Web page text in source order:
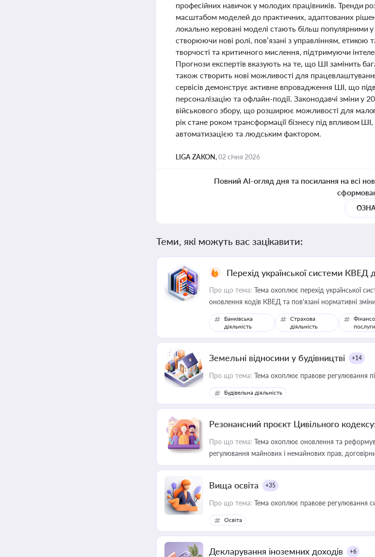
професійних навичок у молодих працівників. Тренди
масштабом моделей до практичних, адаптованих
локально керовані моделі стають більш популярними
створюючи нові ролі, пов’язані з управлінням,
творчості та критичного мислення, підтримуючи
Прогнози експертів вказують на те, що ШІ замінить
також створить нові можливості для
сервісів демонструє активне впровадження ШІ, що
персоналізацію та офлайн-події. Законодавчі зміни
військового збору, що розширює можливості для
рік стане роком трансформації бізнесу під впливом
автоматизацією та людським фактором.
LIGA ZAKON,02 січня 2026
Повний AI-огляд дня та посилання на всі
Теми, які можуть вас зацікавити:
Перехід української системи КВЕД
Про що тема: Тема охоплює перехід української
оновлення кодів КВЕД та пов'язані нормативні зміни
Банківська
діяльність
Страхова
діяльність
послуги
Земельні відносини у будівництві +14
Про що тема: Тема охоплює правове регулювання
Будівельна діяльність
Резонансний проєкт Цивільного
Про що тема: Тема охоплює оновлення та
регулювання майнових і немайнових прав,
Вища освіта +35
Про що тема: Тема охоплює правове регулювання
Освіта
Декларування іноземних доходів +6